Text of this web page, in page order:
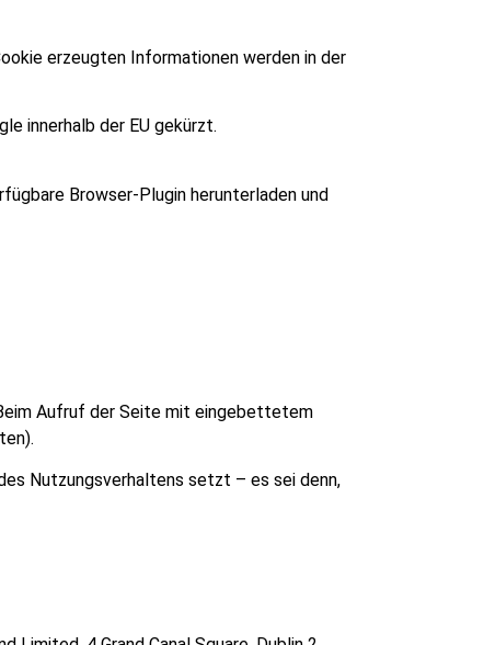
erzeugten Informationen werden in der
innerhalb der EU gekürzt.
Browser-Plugin herunterladen und
Aufruf der Seite mit eingebettetem
Nutzungsverhaltens setzt – es sei denn,